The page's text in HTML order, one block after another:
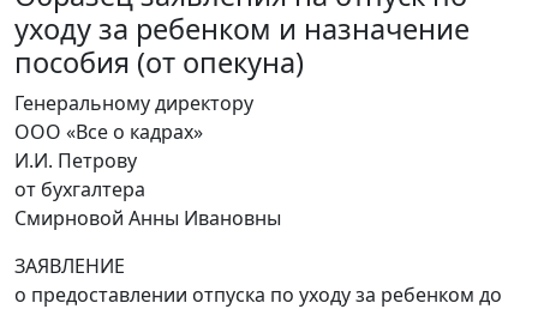
уходу за ребенком и назначение
пособия (от опекуна)
Генеральному директору
ООО «Все о кадрах»
И.И. Петрову
от бухгалтера
Смирновой Анны Ивановны
ЗАЯВЛЕНИЕ
о предоставлении отпуска по уходу за ребенком до